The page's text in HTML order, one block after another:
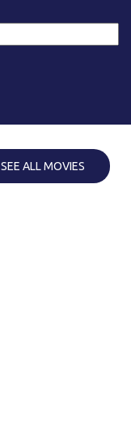
SEE ALL MOVIES